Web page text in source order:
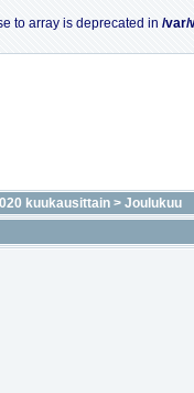
to array is deprecated in /var/
kuukausittain > Joulukuu